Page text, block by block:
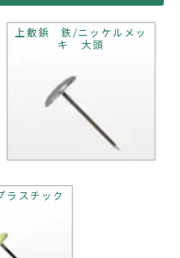
上敷鋲 鉄/ニッケルメッ
キ 大頭
スチック